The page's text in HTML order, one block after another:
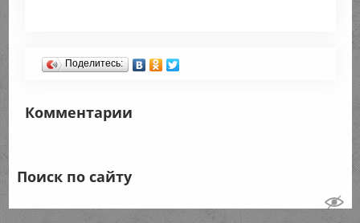
Поделитесь:
Комментарии
Поиск по сайту